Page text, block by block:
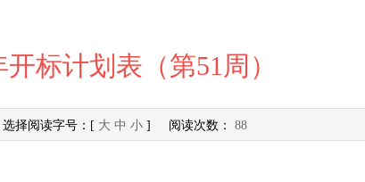
标计划表（第51周）
择阅读字号：[ 大 中 小 ] 阅读次数： 88